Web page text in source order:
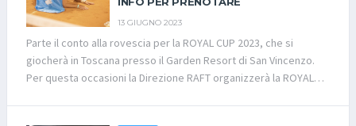
schermata dove deve essere caricato il certificato medico
(agonistico o non agonistico) e alcuni campi facoltativi come
foto, racchetta preferita e altre simpatiche informazioni che
permetteranno agli utenti di rendere unica la propria
esperienza con RAFT Tennis! Il Fighter diventerà socio
13 GIUGNO 2023
Parte il conto alla rovescia per la ROYAL CUP 2023, che si
giocherà in Toscana presso il Garden Resort di San Vincenzo.
Per questa occasioni la Direzione RAFT organizzerà la ROYAL